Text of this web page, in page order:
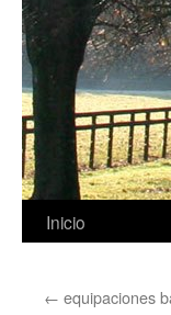
Saltar
contenido
Inicio
← equipaciones